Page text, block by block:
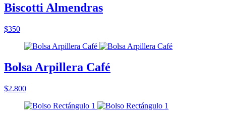
Biscotti Almendras
$350
Bolsa Arpillera Café
$2.800